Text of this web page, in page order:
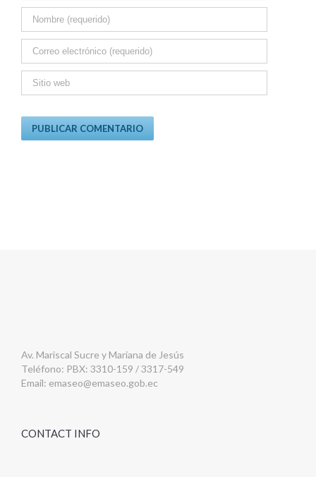
Av. Mariscal Sucre y Mariana de Jesús
Teléfono: PBX: 3310-159 / 3317-549
Email: emaseo@emaseo.gob.ec
CONTACT INFO